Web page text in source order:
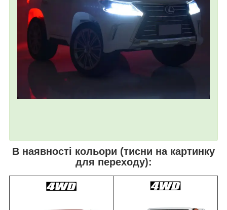
В наявності кольори (тисни на картинку
для переходу):